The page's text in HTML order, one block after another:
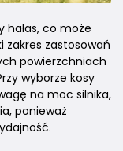
hałas, co może
zakres zastosowań
powierzchniach
wyborze kosy
na moc silnika,
ponieważ